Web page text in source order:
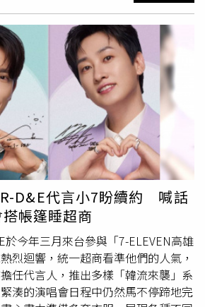
另外還有以特選草莓果醬與煉乳搭配
的新品「草莓煉乳拿鐵」，濃醇奶香
草莓牛奶糖的迷人滋味；「葡萄柚紅
明亮、尾韻甘甜溫潤；還有外酥內嫩
配香柚醬、起司片與新鮮蔬菜，具有
品牌設計的兩款帆布包結合條紋圖案
的肩背帶長度搭配度高，使其既有個
合日常使用；環保版藍紅塑膠袋也是
攤半斤花袋輕巧登場，不論是買蛋、
適合，還能增添一絲可愛感。藏壽司
滿額贈活動將分批推出「醬油碟二入
袋」。（圖／藏壽司提供）藏壽司3
（圖／藏壽司提供）另外藏壽司則帶
小動物」初春滿額贈活動，首先3/31
油碟二入組」，碟底圖案印有蓋披著
鮮蝦棉被的粉紅兔兔，讓人用餐幸福
將再推出第二波滿額贈好禮「輕巧摺
和粉紅兔兔化身購物袋上的超萌印
半年提出新的減塑里程碑，包含期程
年、擴大限用品項。近5年塑膠袋生產
會祕書長謝和霖分析，塑膠袋產量、
峰，主因並非商品包裝
袋，而是民眾
台、外帶餐食，其中網購包裝減量，
需符合指定的減量目標，但未擴及至
台、外帶用塑膠袋，目前則看不見相
環境部過去曾與台南市政府合作推廣
眾在配合的店家訂外送，可選擇循環
點有限及循環容器服務成本高，只要
原狀，環境部應直接請外送平台要求
塑膠袋及免洗餐具，並建立回收系
容器服務的選項。綠色和平減塑專案
國家均認為應將減少塑膠生產涵蓋在
台灣應盡快提出塑膠減產政策，同時
，否則環境部擴大禁限用範疇將再次
表示，近年產業回流，新冠肺炎疫情
D&E代言小7盼續約 喊話
帳篷睡超商
於今年三月來台參與「7-ELEVEN高雄
烈迴響，統一超商看準他們的人氣，
任代言人，推出多樣「韓流來襲」系
湊的演唱會日程中仍然馬不停蹄地完